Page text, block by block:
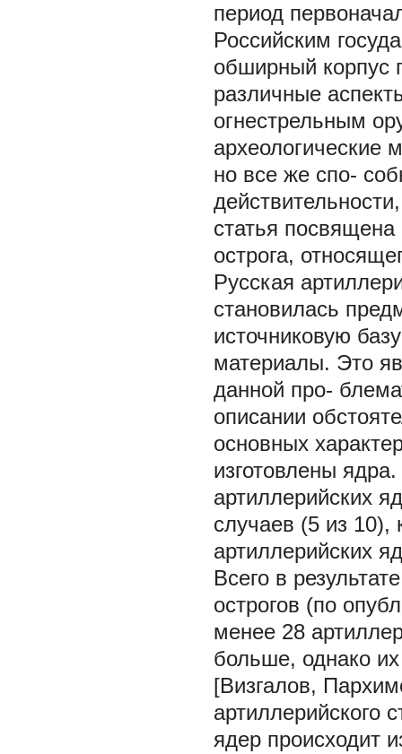
период
Российским
обширный корпус
различные
огнестрельным
археологические
но все же спо-
статья посвящена
острога,
Русская
становилась
источниковую
материалы. Это
данной про-
описании
основных
изготовлены
артиллерийских
случаев (5 из 10),
артиллерийских
Всего в
острогов (по
менее 28
больше, однако
[Визгалов,
артиллерийского
ядер происходит